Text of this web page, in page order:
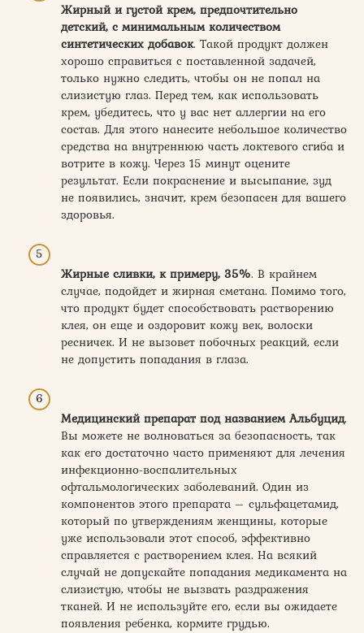
Жирный и густой крем, предпочтительно
детский, с минимальным количеством
синтетических добавок. Такой продукт должен
хорошо справиться с поставленной задачей,
только нужно следить, чтобы он не попал на
слизистую глаз. Перед тем, как использовать
крем, убедитесь, что у вас нет аллергии на его
состав. Для этого нанесите небольшое количество
средства на внутреннюю часть локтевого сгиба и
вотрите в кожу. Через 15 минут оцените
результат. Если покраснение и высыпание, зуд
не появились, значит, крем безопасен для вашего
здоровья.
Жирные сливки, к примеру, 35%. В крайнем
случае, подойдет и жирная сметана. Помимо того,
что продукт будет способствовать растворению
клея, он еще и оздоровит кожу век, волоски
ресничек. И не вызовет побочных реакций, если
не допустить попадания в глаза.
Медицинский препарат под названием Альбуцид.
Вы можете не волноваться за безопасность, так
как его достаточно часто применяют для лечения
инфекционно-воспалительных
офтальмологических заболеваний. Один из
компонентов этого препарата – сульфацетамид,
который по утверждениям женщины, которые
уже использовали этот способ, эффективно
справляется с растворением клея. На всякий
случай не допускайте попадания медикамента на
слизистую, чтобы не вызвать раздражения
тканей. И не используйте его, если вы ожидаете
появления ребенка, кормите грудью.